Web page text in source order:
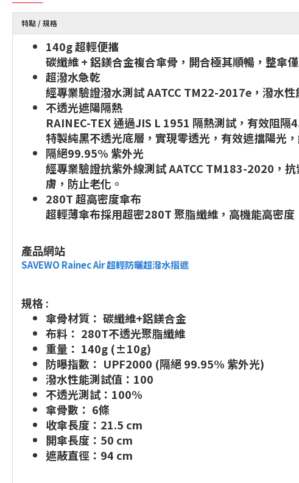
特點 / 規格
140g 超輕便攜
碳纖維 + 鋁鎂合金複合傘骨，開合極其順暢，整傘
超潑水急乾
經專業驗證潑水測試 AATCC TM22-2017e，潑水
不透光遮陽隔熱
RAINEC-TEX 通過JIS L 1951 隔熱測試，有效阻隔
特製純黑不透光底層，實現零透光，有效遮擋陽光
隔絕99.95% 紫外光
經專業驗證抗紫外線測試 AATCC TM183-2020，
膚，防止老化。
280T 超高密度傘布
超輕薄傘布採用超密280T 聚脂纖維，高機能高密度
產品網站
SAVEWO Rainec Air 超輕防曬超潑水摺遮
規格 :
傘骨材質： 碳纖維+鋁鎂合金
布料： 280T不透光聚脂纖維
重量： 140g (±10g)
防曝指數： UPF2000 (隔絕 99.95% 紫外光)
潑水性能測試值：100
不透光測試：100%
傘骨數： 6條
收傘長度：21.5 cm
開傘長度：50 cm
遮蔽直徑：94 cm